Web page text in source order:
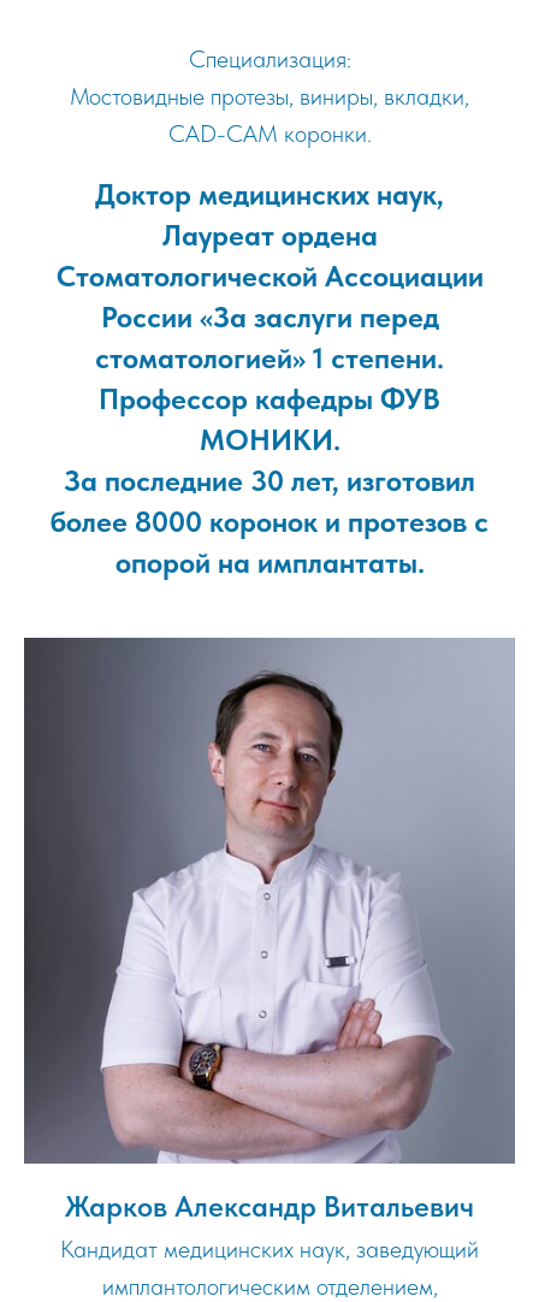
Специализация:
Мостовидные протезы, виниры, вкладки,
CAD-CAM коронки.
Доктор медицинских наук,
Лауреат ордена
Стоматологической Ассоциации
России «За заслуги перед
стоматологией» 1 степени.
Профессор кафедры ФУВ
МОНИКИ.
За последние 30 лет, изготовил
более 8000 коронок и протезов с
опорой на имплантаты.
Жарков Александр Витальевич
Кандидат медицинских наук, заведующий
имплантологическим отделением,